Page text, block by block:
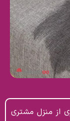
از منزل مشتری